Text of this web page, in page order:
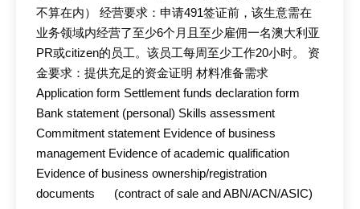
不算在内） 经营要求：申请491签证前，该生意需在
业务领域内经营了至少6个月且至少雇佣一名澳大利亚
PR或citizen的员工。该员工每周至少工作20小时。 资
金要求：提供充足的资金证明 材料准备需求
Application form Settlement funds declaration form
Bank statement (personal) Skills assessment
Commitment statement Evidence of business
management Evidence of academic qualification
Evidence of business ownership/registration
documents (contract of sale and ABN/ACN/ASIC)